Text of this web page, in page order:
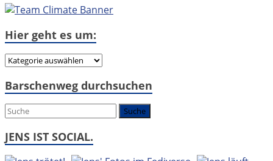
Hier geht es um:
Hier
es
Barschenweg durchsuchen
JENS IST SOCIAL.